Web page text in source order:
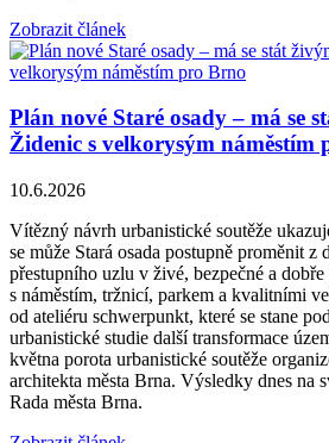
Zobrazit článek
Plán nové Staré osady – má se
Židenic s velkorysým náměstím
10.6.2026
Vítězný návrh urbanistické soutěže
se může Stará osada postupně proměnit z
přestupního uzlu v živé, bezpečné a
s náměstím, tržnicí, parkem a kvalitními
od ateliéru schwerpunkt, které se stane
urbanistické studie další transformace
května porota urbanistické soutěže
architekta města Brna. Výsledky dnes na
Rada města Brna.